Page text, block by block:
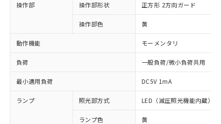
操作部 操作部形状 正方形 2方向ガード
操作部色 黄
動作機能 モーメンタリ
負荷 一般負荷/微小負荷共用
最小適用負荷 DC5V 1mA
ランプ 照光部方式 LED（減圧照光機能内蔵）
ランプ色 黄